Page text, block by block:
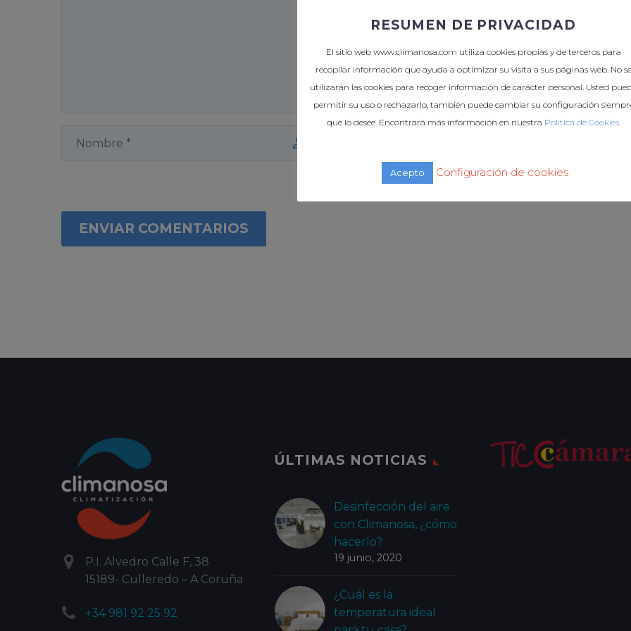
ENVIAR COMENTARIOS


P.I. Alvedro Calle F, 38
15189- Culleredo – A Coruña

 +34 981 92 25 92
ÚLTIMAS NOTICIAS
Desinfección del aire
con Climanosa, ¿cómo
hacerlo?
19 junio, 2020
¿Cuál es la
temperatura ideal
RESUMEN DE PRIVACIDAD
El sitio web www.climanosa.com utiliza cookies propias y de terceros para
recopilar información que ayuda a optimizar su visita a sus páginas web. No se
utilizarán las cookies para recoger información de carácter personal. Usted
permitir su uso o rechazarlo, también puede cambiar su configuración
que lo desee. Encontrará más información en nuestra Política de Cookies.
Acepto Configuración de cookies